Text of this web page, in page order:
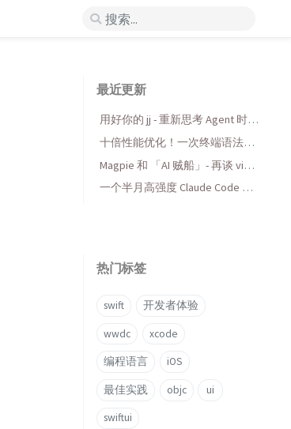
最近更新
用好你的 jj - 重新思考 Agent 时代
的版本控制
十倍性能优化！一次终端语法高
亮库的 AI 折腾与收获
Magpie 和 「AI 贼船」- 再谈 vibe
coding，当代码变得廉价时...
一个半月高强度 Claude Code 使
热门标签
swift 开发者体验
wwdc xcode
编程语言 iOS
最佳实践 objc ui
swiftui